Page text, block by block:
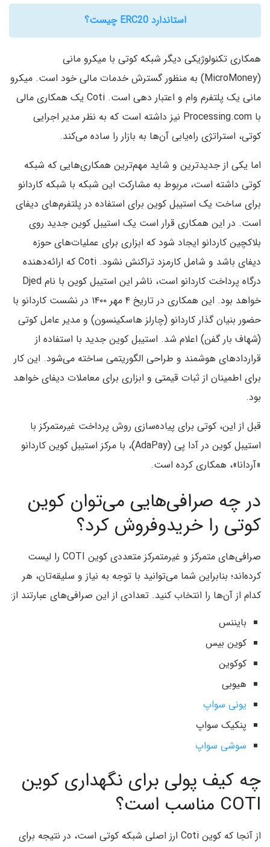
استاندارد ERC20 چیست؟
همکاری تکنولوژیکی دیگر شبکه کوتی با میکرو مانی
(MicroMoney) به منظور گسترش خدمات مالی خود است. میکرو
مانی یک پلتفرم وام‌ و اعتبار دهی است. Coti یک همکاری مالی
با Processing.com نیز داشته است که به نظر مدیر اجرایی
کوتی، استراتژی راه‌یابی آن‌ها به بازار را ساده می‌کند.
اما یکی از جدیدترین و شاید مهم‌ترین همکاری‌هایی که شبکه
کوتی داشته است، مربوط به مشارکت این شبکه با شبکه کاردانو
برای ساخت یک استیبل کوین برای استفاده در پلتفرم‌های دیفای
است. در این همکاری قرار است یک استیبل کوین جدید روی
بلاکچین کاردانو ایجاد شود که ابزاری برای عملیات‌های حوزه
دیفای باشد و شامل کارمزد تراکنش نشود. Coti که ارائه‌دهنده
درگاه پرداخت کاردانو است، ناشر این استیبل کوین با نام Djed
خواهد بود. این همکاری در تاریخ ۴ مهر ۱۴۰۰ در نشست کاردانو با
حضور بنیان گذار کاردانو (چارلز هاسکینسون) و مدیر عامل کوتی
(شهاف بار گفن) اعلام شد. استیبل کوین جدید با استفاده از
قراردادهای هوشمند و طراحی‌ الگوریتمی ساخته می‌شود. این کار
برای اطمینان از ثبات قیمتی و ابزاری برای معاملات دیفای خواهد
بود.
قبل از این، کوتی برای پیاده‌سازی روش پرداخت غیرمتمرکز با
استیبل کوین در آدا پی (AdaPay)، با مرکز استیبل کوین کاردانو
«آردانا»، همکاری کرده است.
در چه صرافی‌هایی می‌توان کوین
کوتی را خریدوفروش کرد؟
صرافی‌های متمرکز و غیرمتمرکز متعددی کوین COTI را لیست
کرده‌اند؛ بنابراین شما می‌توانید با توجه به نیاز و سلیقه‌تان، هر
کدام از آن‌ها را انتخاب کنید. تعدادی از این صرافی‌های عبارتند از:
بایننس
کوین بیس
کوکوین
هیوبی
یونی سواپ
پنکیک سواپ
سوشی سواپ
چه کیف پولی برای نگهداری کوین
COTI مناسب است؟
از آنجا که کوین Coti ارز اصلی شبکه کوتی است، در نتیجه برای